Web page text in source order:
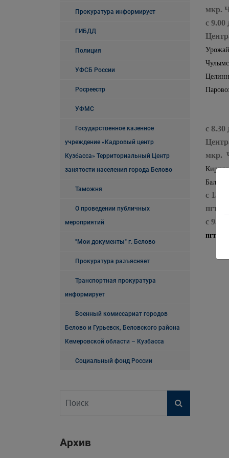
Прокуратура информирует
ГИБДД
Полиция
УФСБ России
Росреестр
УФМС
Государственное казенное
учреждение «Кадровый центр
Кузбасса» Территориальный Центр
занятости населения города Белово
Таможня
О проведении публичных
мероприятий
"Мои документы" г. Белово
Прокуратура разъясняет
Транспортная прокуратура
информирует
Военный комиссариат городов
Белово и Гурьевск, Беловского района
Кемеровской области – Кузбасса
Социальный фонд России
Архив
мкр.
с 9.00
с 8.30
мкр.
с
пгт.
с 9.00
пгт.